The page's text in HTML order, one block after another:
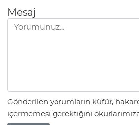
Mesaj
Gönderilen yorumların küfür,
içermemesi gerektiğini